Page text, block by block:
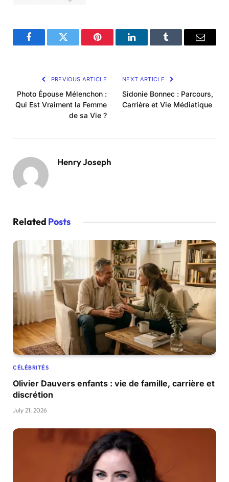
FacebookTwitter Pinterest LinkedInTumblr Email
PREVIOUS ARTICLE
Photo Épouse Mélenchon :
Qui Est Vraiment la Femme
de sa Vie ?
NEXT ARTICLE
Sidonie Bonnec : Parcours,
Carrière et Vie Médiatique
Henry Joseph
Related Posts
CÉLÉBRITÉS
Olivier Dauvers enfants : vie de famille, carrière et
discrétion
July 21, 2026